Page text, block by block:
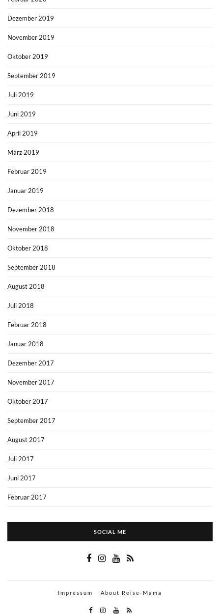
Dezember 2019
November 2019
Oktober 2019
September 2019
Juli 2019
Juni 2019
April 2019
März 2019
Februar 2019
Januar 2019
Dezember 2018
November 2018
Oktober 2018
September 2018
August 2018
Juli 2018
Februar 2018
Januar 2018
Dezember 2017
November 2017
Oktober 2017
September 2017
August 2017
Juli 2017
Juni 2017
Februar 2017
SOCIAL ME
Impressum About Reise-Mama